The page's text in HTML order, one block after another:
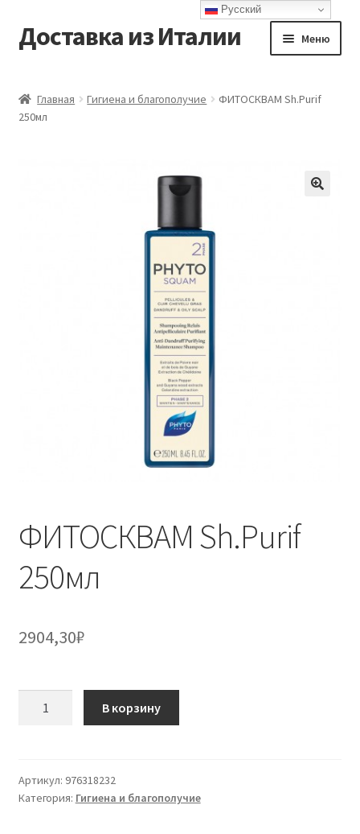
Перейти
к
Перейти
к
Доставка из Италии Меню
Доставка
Главная Гигиена и благополучие
ФИТОСКВАМ Sh.Purif
250мл
ФИТОСКВАМ Sh.Purif
250мл
2904,30₽
250мл
В корзину
Артикул: 976318232
Категория: Гигиена и благополучие
Русский